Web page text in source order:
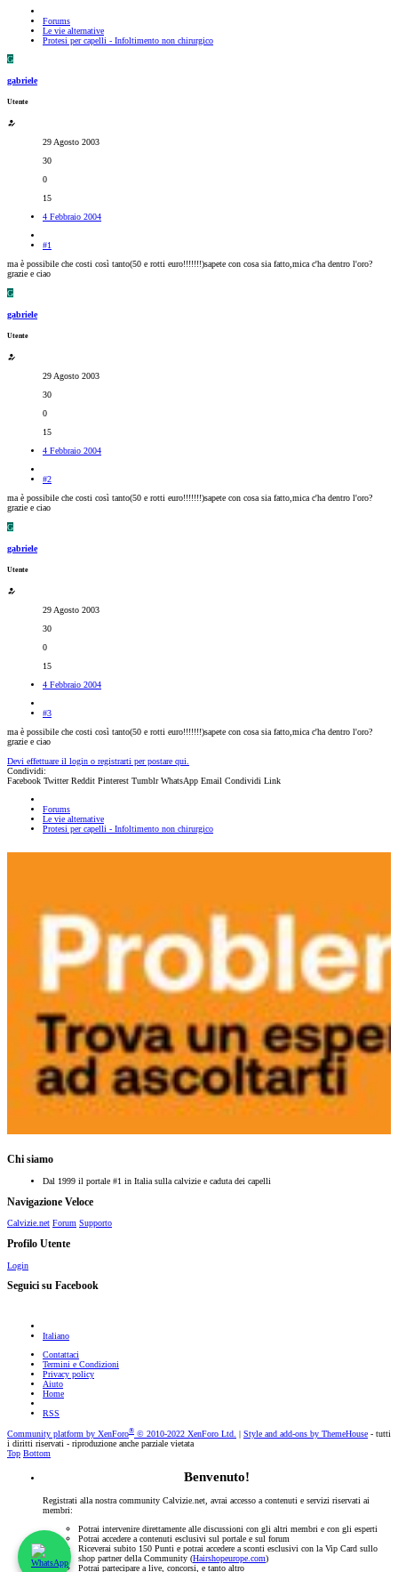
Forums
Le vie alternative
Protesi per capelli - Infoltimento non chirurgico
G
gabriele
Utente
29 Agosto 2003
30
0
15
4 Febbraio 2004
#1
ma è possibile che costi così tanto(50 e rotti euro!!!!!!!)sapete con cosa sia fatto,mica c'ha dentro l'oro?
grazie e ciao
G
gabriele
Utente
29 Agosto 2003
30
0
15
4 Febbraio 2004
#2
ma è possibile che costi così tanto(50 e rotti euro!!!!!!!)sapete con cosa sia fatto,mica c'ha dentro l'oro?
grazie e ciao
G
gabriele
Utente
29 Agosto 2003
30
0
15
4 Febbraio 2004
#3
ma è possibile che costi così tanto(50 e rotti euro!!!!!!!)sapete con cosa sia fatto,mica c'ha dentro l'oro?
grazie e ciao
Devi effettuare il login o registrarti per postare qui.
Condividi:
Facebook Twitter Reddit Pinterest Tumblr WhatsApp Email Condividi Link
Forums
Le vie alternative
Protesi per capelli - Infoltimento non chirurgico
Chi siamo
Dal 1999 il portale #1 in Italia sulla calvizie e caduta dei capelli
Navigazione Veloce
Calvizie.net Forum Supporto
Profilo Utente
Login
Seguici su Facebook
Italiano
Contattaci
Termini e Condizioni
Privacy policy
Aiuto
Home
RSS
Community platform by XenForo® © 2010-2022 XenForo Ltd. Style and add-ons by ThemeHouse - tutti
i diritti riservati - riproduzione anche parziale vietata
Top Bottom
Benvenuto!
Registrati alla nostra community Calvizie.net, avrai accesso a contenuti e servizi riservati ai
membri:
Potrai intervenire direttamente alle discussioni con gli altri membri e con gli esperti
Potrai accedere a contenuti esclusivi sul portale e sul forum
Riceverai subito 150 Punti e potrai accedere a sconti esclusivi con la Vip Card sullo
shop partner della Community (Hairshopeurope.com)
Potrai partecipare a live, concorsi, e tanto altro